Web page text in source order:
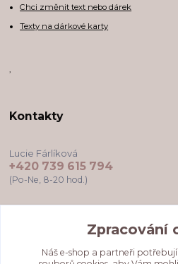
Chci změnit text nebo dárek
Texty na dárkové karty
,
Kontakty
Lucie Fárlíková
+420 739 615 794
(Po-Ne, 8-20 hod.)
Zpracování
Náš e-shop a partneři potřebují